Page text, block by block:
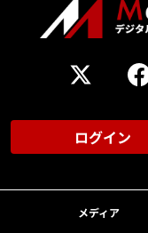
ログイン
メディア